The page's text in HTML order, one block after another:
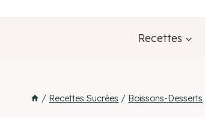
Recettes
/ Recettes Sucrées / Boissons-Desserts